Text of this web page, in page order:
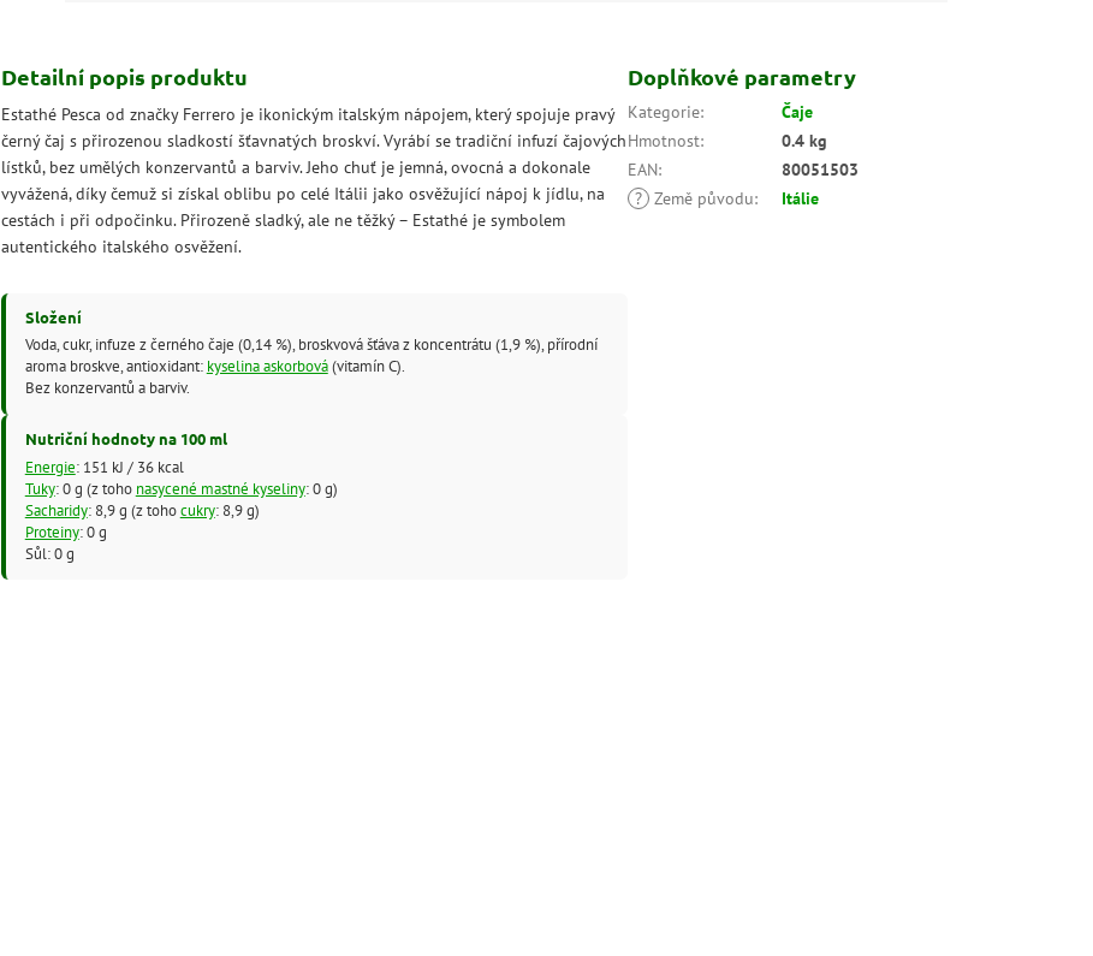
Detailní popis produktu
Estathé Pesca od značky Ferrero je ikonickým italským nápojem, který spojuje pravý
černý čaj s přirozenou sladkostí šťavnatých broskví. Vyrábí se tradiční infuzí čajových
lístků, bez umělých konzervantů a barviv. Jeho chuť je jemná, ovocná a dokonale
vyvážená, díky čemuž si získal oblibu po celé Itálii jako osvěžující nápoj k jídlu, na
cestách i při odpočinku. Přirozeně sladký, ale ne těžký – Estathé je symbolem
autentického italského osvěžení.
Složení
Voda, cukr, infuze z černého čaje (0,14 %), broskvová šťáva z koncentrátu (1,9 %), přírodní
aroma broskve, antioxidant: kyselina askorbová(vitamín C).
Bez konzervantů a barviv.
Nutriční hodnoty na 100 ml
Energie: 151 kJ / 36 kcal
Tuky: 0 g (z toho nasycené mastné kyseliny: 0 g)
Sacharidy: 8,9 g (z tohocukry: 8,9 g)
Proteiny: 0 g
Sůl: 0 g
Doplňkové parametry
Kategorie:
Čaje
Hmotnost:
0.4 kg
EAN:
80051503
? Země původu: Itálie